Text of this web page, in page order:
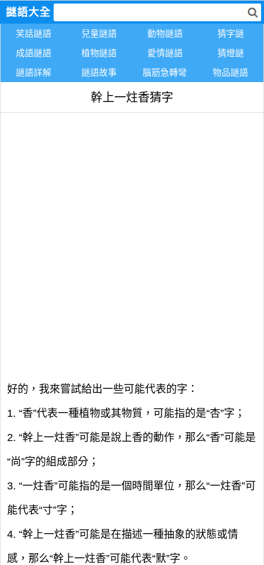
謎語大全
笑話謎語 兒童謎語 動物謎語
猜字謎
成語謎語
植物謎語 愛情謎語
猜燈謎
謎語詳解
謎語故事 腦筋急轉彎 物品謎語
幹上一炷香猜字
好的，我來嘗試給出一些可能代表的字：
1. “香”代表一種植物或其物質，可能指的是“杏”字；
2. “幹上一炷香”可能是說上香的動作，那么“香”可能是
“尚”字的組成部分；
3. “一炷香”可能指的是一個時間單位，那么“一炷香”可
能代表“寸”字；
4. “幹上一炷香”可能是在描述一種抽象的狀態或情
感，那么“幹上一炷香”可能代表“默”字。